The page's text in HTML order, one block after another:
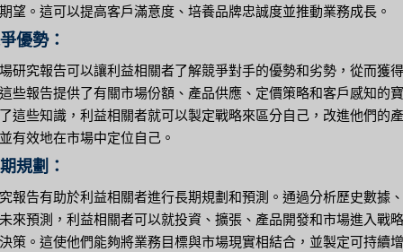
望。這可以提高客戶滿意度、培養品牌忠誠度並推動業務成長。
優勢：
研究報告可以讓利益相關者了解競爭對手的優勢和劣勢，從而獲
些報告提供了有關市場份額、產品供應、定價策略和客戶感知的
這些知識，利益相關者就可以製定戰略來區分自己，改進他們的
有效地在市場中定位自己。
規劃：
報告有助於利益相關者進行長期規劃和預測。通過分析歷史數據
來預測，利益相關者可以就投資、擴張、產品開發和市場進入戰
策。這使他們能夠將業務目標與市場現實相結合，並製定可持續